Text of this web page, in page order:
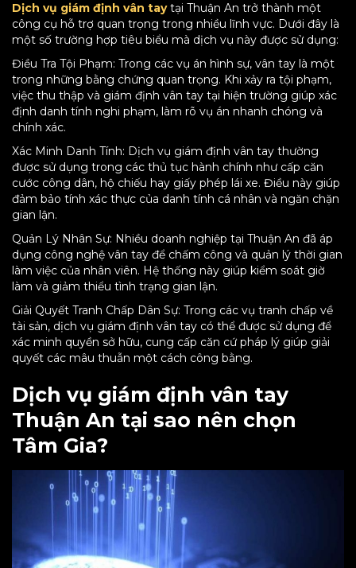
Dịch vụ giám định vân taytại Thuận An trở thành một
công cụ hỗ trợ quan trọng trong nhiều lĩnh vực. Dưới đây là
một số trường hợp tiêu biểu mà dịch vụ này được sử dụng:
Điều Tra Tội Phạm: Trong các vụ án hình sự, vân tay là một
trong những bằng chứng quan trọng. Khi xảy ra tội phạm,
việc thu thập và giám định vân tay tại hiện trường giúp xác
định danh tính nghi phạm, làm rõ vụ án nhanh chóng và
chính xác.
Xác Minh Danh Tính: Dịch vụ giám định vân tay thường
được sử dụng trong các thủ tục hành chính như cấp căn
cước công dân, hộ chiếu hay giấy phép lái xe. Điều này giúp
đảm bảo tính xác thực của danh tính cá nhân và ngăn chặn
gian lận.
Quản Lý Nhân Sự: Nhiều doanh nghiệp tại Thuận An đã áp
dụng công nghệ vân tay để chấm công và quản lý thời gian
làm việc của nhân viên. Hệ thống này giúp kiểm soát giờ
làm và giảm thiểu tình trạng gian lận.
Giải Quyết Tranh Chấp Dân Sự: Trong các vụ tranh chấp về
tài sản, dịch vụ giám định vân tay có thể được sử dụng để
xác minh quyền sở hữu, cung cấp căn cứ pháp lý giúp giải
quyết các mâu thuẫn một cách công bằng.
Dịch vụ giám định vân tay
Thuận An tại sao nên chọn
Tâm Gia?